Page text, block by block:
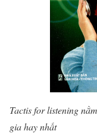
Tactis for listening
gia hay nhất